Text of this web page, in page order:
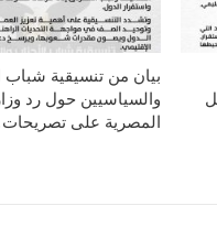
بيان من تنسيقية شباب
والسياسيين حول رد
المصرية على